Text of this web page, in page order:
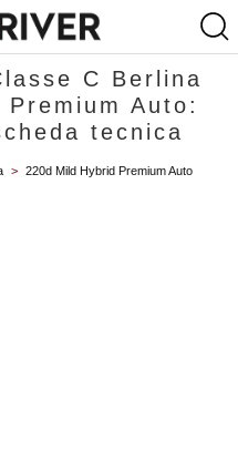
C Berlina
Auto:
tecnica
> 220d Mild Hybrid Premium Auto